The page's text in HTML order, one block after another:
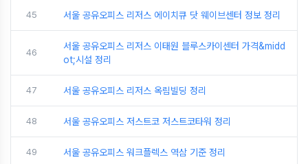
45 서울 공유오피스 리저스 에이치큐 닷 웨이브센터 정보 정리
46
서울 공유오피스 리저스 이태원 블루스카이센터 가격&midd
ot;시설 정리
47 서울 공유오피스 리저스 옥림빌딩 정리
48 서울 공유오피스 저스트코 저스트코타워 정리
49 서울 공유오피스 워크플렉스 역삼 기준 정리